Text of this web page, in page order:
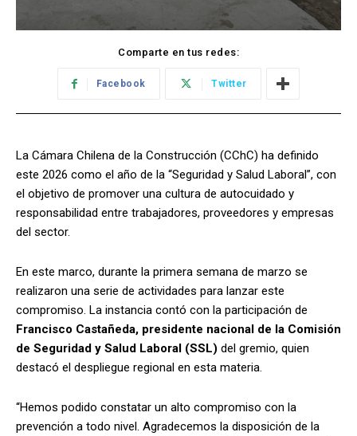
Comparte en tus redes:
Facebook Twitter
La Cámara Chilena de la Construcción (CChC) ha definido
este 2026 como el año de la “Seguridad y Salud Laboral”, con
el objetivo de promover una cultura de autocuidado y
responsabilidad entre trabajadores, proveedores y empresas
del sector.
En este marco, durante la primera semana de marzo se
realizaron una serie de actividades para lanzar este
compromiso. La instancia contó con la participación de
Francisco Castañeda, presidente nacional de la Comisión
de Seguridad y Salud Laboral (SSL) del gremio, quien
destacó el despliegue regional en esta materia.
“Hemos podido constatar un alto compromiso con la
prevención a todo nivel. Agradecemos la disposición de la